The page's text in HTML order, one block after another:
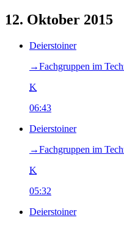
12. Oktober 2015
Deierstoiner
→‎Fachgruppen im
K
06:43
Deierstoiner
→‎Fachgruppen im
K
05:32
Deierstoiner